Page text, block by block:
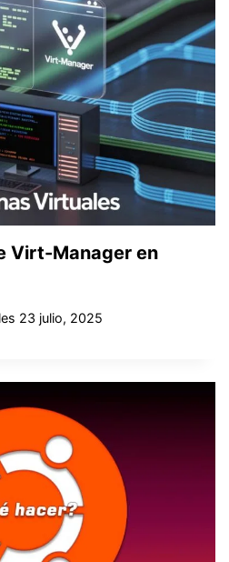
Virt-Manager en
23 julio, 2025